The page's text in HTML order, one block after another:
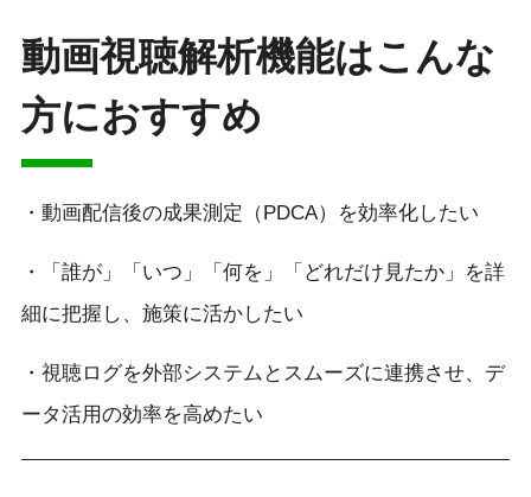
動画視聴解析機能はこんな
方におすすめ
・動画配信後の成果測定（PDCA）を効率化したい
・「誰が」「いつ」「何を」「どれだけ見たか」を詳
細に把握し、施策に活かしたい
・視聴ログを外部システムとスムーズに連携させ、デ
ータ活用の効率を高めたい